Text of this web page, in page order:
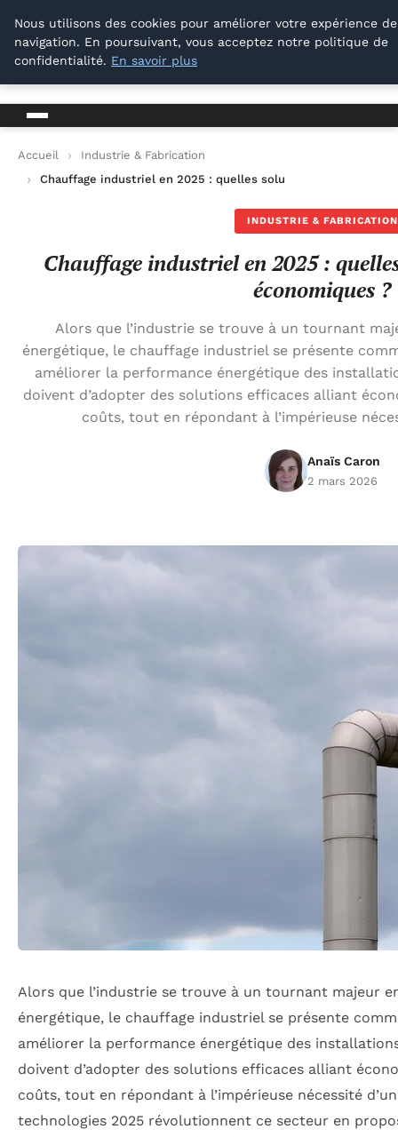
Lyon Photos
Lyon Photos
Accueil
Industrie & Fabrication
Chauffage industriel en 2025 : quelles solutions efficaces et
INDUSTRIE & FABRICATION
Chauffage industriel en 2025 :
économiques ?
Alors que l’industrie se trouve à un tournant
énergétique, le chauffage industriel se présente
améliorer la performance énergétique des
doivent d’adopter des solutions efficaces alliant
coûts, tout en répondant à l’impérieuse
Anaïs Caron
2 mars 2026
Alors que l’industrie se trouve à un tournant majeur
énergétique, le chauffage industriel se présente
améliorer la performance énergétique des
doivent d’adopter des solutions efficaces alliant
coûts, tout en répondant à l’impérieuse nécessité
technologies 2025 révolutionnent ce secteur en
Nous utilisons des cookies pour améliorer votre expérience de
navigation. En poursuivant, vous acceptez notre politique de
confidentialité. En savoir plus